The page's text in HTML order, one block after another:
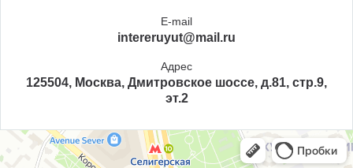
E-mail
intereruyut@mail.ru
Адрес
125504, Москва, Дмитровское шоссе, д.81, стр.9,
эт.2